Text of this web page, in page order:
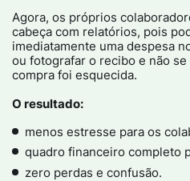
Agora, os próprios
cabeça com relatórios, pois
imediatamente uma despesa
ou fotografar o recibo e não
compra foi esquecida.
O resultado:
menos estresse para os
quadro financeiro completo
zero perdas e confusão.